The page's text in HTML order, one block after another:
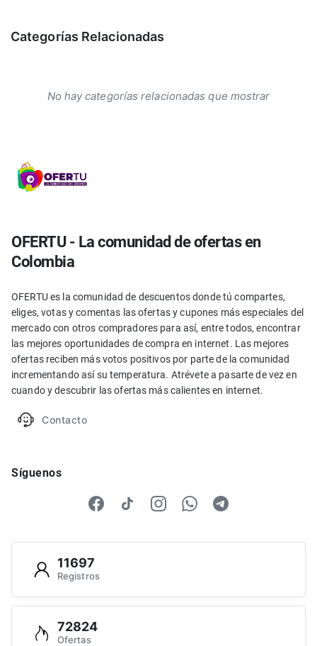
Categorías Relacionadas
No hay categorías relacionadas que mostrar
OFERTU - La comunidad de ofertas en
Colombia
OFERTU es la comunidad de descuentos donde tú compartes,
eliges, votas y comentas las ofertas y cupones más especiales del
mercado con otros compradores para así, entre todos, encontrar
las mejores oportunidades de compra en internet. Las mejores
ofertas reciben más votos positivos por parte de la comunidad
incrementando así su temperatura. Atrévete a pasarte de vez en
cuando y descubrir las ofertas más calientes en internet.
Contacto
Síguenos
11697
Registros
72824
Ofertas